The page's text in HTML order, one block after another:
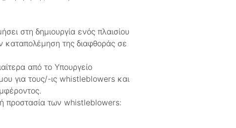
στη δημιουργία ενός πλαισίου
καταπολέμηση της διαφθοράς σε
από το Υπουργείο
για τους/-ις whistleblowers και
προστασία των whistleblowers: